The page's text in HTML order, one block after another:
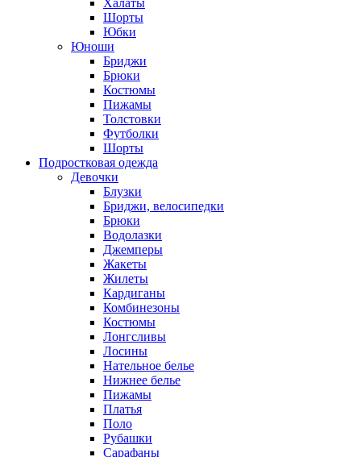
Шорты
Юбки
Юноши
Бриджи
Брюки
Костюмы
Пижамы
Толстовки
Футболки
Шорты
Подростковая одежда
Девочки
Блузки
Бриджи, велосипедки
Брюки
Водолазки
Джемперы
Жакеты
Жилеты
Кардиганы
Комбинезоны
Костюмы
Лонгсливы
Лосины
Нательное белье
Нижнее белье
Пижамы
Платья
Поло
Рубашки
Сарафаны